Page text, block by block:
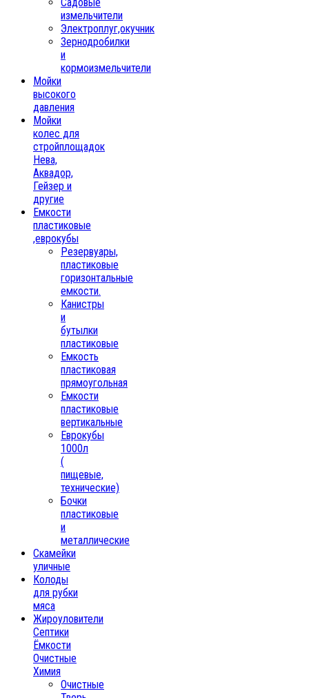
Садовые
измельчители
Электроплуг,окучник
Зернодробилки
и
кормоизмельчители
Мойки
высокого
давления
Мойки
колес для
стройплощадок
Нева,
Аквадор,
Гейзер и
другие
Емкости
пластиковые
,еврокубы
Резервуары,
пластиковые
горизонтальные
емкости.
Канистры
и
бутылки
пластиковые
Емкость
пластиковая
прямоугольная
Емкости
пластиковые
вертикальные
Еврокубы
1000л
(
пищевые,
технические)
Бочки
пластиковые
и
металлические
Скамейки
уличные
Колоды
для рубки
мяса
Жироуловители
Септики
Ёмкости
Очистные
Химия
Очистные